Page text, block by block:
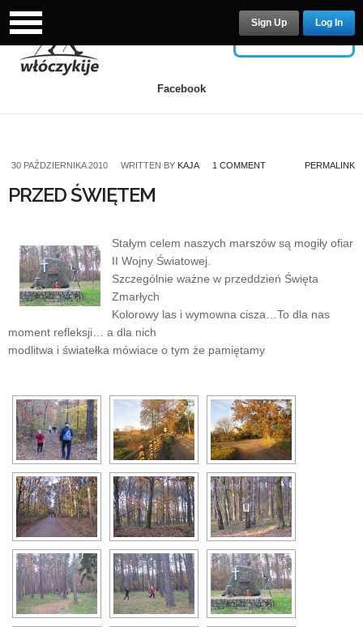
Facebook
Log In
Sign Up
30 PAŹDZIERNIKA 2010 WRITTEN BY KAJA 1 COMMENT PERMALINK
PRZED ŚWIĘTEM
Stałym celem naszych marszów są mogiły ofiar
II Wojny Światowej.
Szczególnie ważne w przeddzień Święta
Zmarłych
Kolorowy las i wymowna cisza…To dla nas
moment refleksji… a dla nich
modlitwa i światełka mówiace o tym że pamiętamy
Lost your password?